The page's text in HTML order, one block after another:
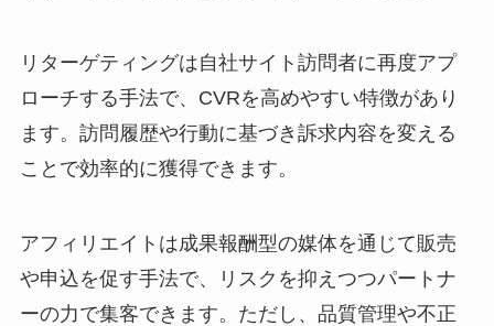
リターゲティングは自社サイト訪問者に再度アプ
ローチする手法で、CVRを高めやすい特徴があり
ます。訪問履歴や行動に基づき訴求内容を変える
ことで効率的に獲得できます。
アフィリエイトは成果報酬型の媒体を通じて販売
や申込を促す手法で、リスクを抑えつつパートナ
ーの力で集客できます。ただし、品質管理や不正